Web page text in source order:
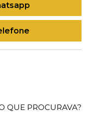
QUE PROCURAVA?